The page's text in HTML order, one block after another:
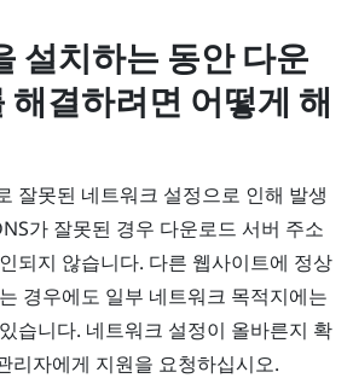
설치하는 동안 다운
해결하려면 어떻게 해
잘못된 네트워크 설정으로 인해 발생
가 잘못된 경우 다운로드 서버 주소
되지 않습니다. 다른 웹사이트에 정상
경우에도 일부 네트워크 목적지에는
습니다. 네트워크 설정이 올바른지 확
리자에게 지원을 요청하십시오.